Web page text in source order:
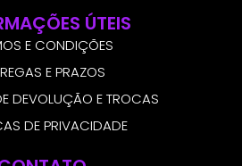
ÚTEIS
E CONDIÇÕES
E PRAZOS
DEVOLUÇÃO E TROCAS
DE PRIVACIDADE